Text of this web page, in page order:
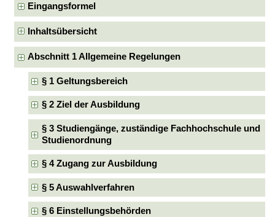
Eingangsformel
Inhaltsübersicht
Abschnitt 1 Allgemeine Regelungen
§ 1 Geltungsbereich
§ 2 Ziel der Ausbildung
§ 3 Studiengänge, zuständige Fachhochschule und
Studienordnung
§ 4 Zugang zur Ausbildung
§ 5 Auswahlverfahren
§ 6 Einstellungsbehörden